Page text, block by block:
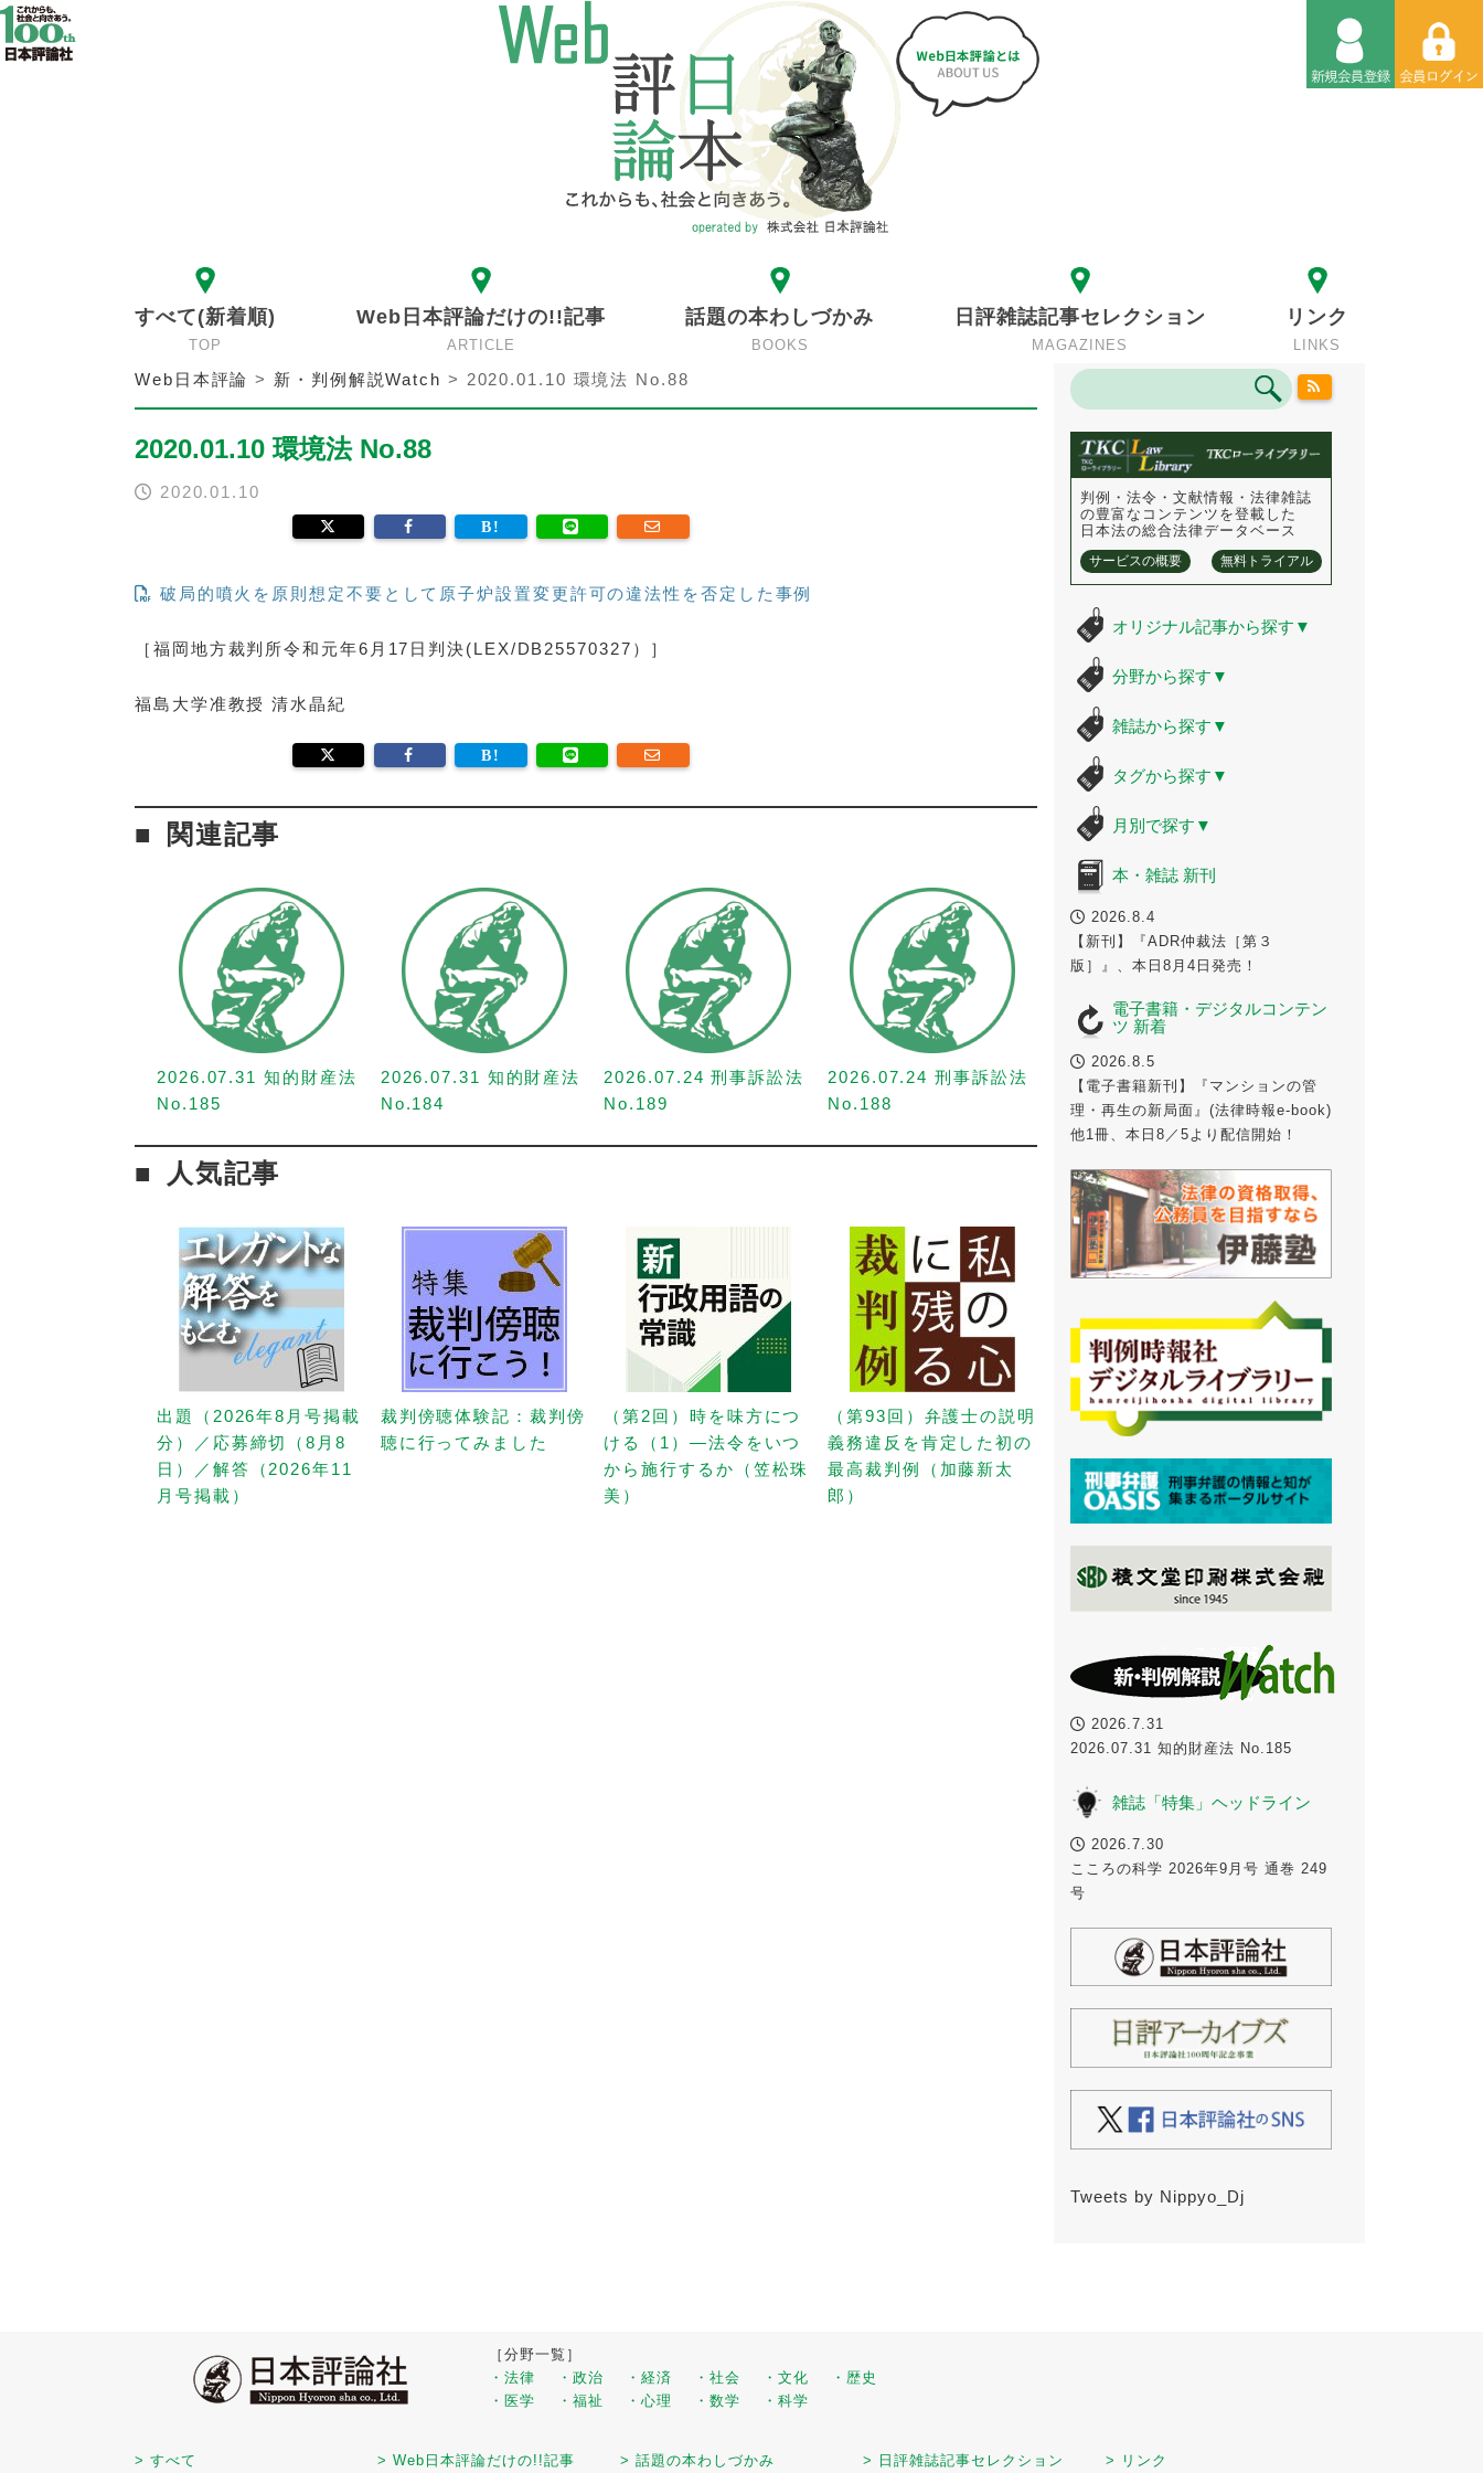
すべて(新着順)
TOP
Web日本評論だけの!!記事
ARTICLE
話題の本わしづかみ
BOOKS
日評雑誌記事セレクション
MAGAZINES
リンク
LINKS
Web日本評論 > 新・判例解説Watch > 2020.01.10 環境法 No.88
2020.01.10 環境法 No.88
2020.01.10
破局的噴火を原則想定不要として原子炉設置変更許可の違法性を否定した事例
［福岡地方裁判所令和元年6月17日判決(LEX/DB25570327）］
福島大学准教授 清水晶紀
関連記事
2026.07.31 知的財産法
No.185
2026.07.31 知的財産法
No.184
2026.07.24 刑事訴訟法
No.189
2026.07.24 刑事訴訟法
No.188
人気記事
出題（2026年8月号掲載
分）／応募締切（8月8
日）／解答（2026年11
月号掲載）
裁判傍聴体験記：裁判傍
聴に行ってみました
（第2回）時を味方につ
ける（1）—法令をいつ
から施行するか（笠松珠
美）
（第93回）弁護士の説明
義務違反を肯定した初の
最高裁判例（加藤新太
郎）
判例・法令・文献情報・法律雑誌
の豊富なコンテンツを登載した
日本法の総合法律データベース
サービスの概要 無料トライアル
オリジナル記事から探す ▼
分野から探す ▼
雑誌から探す ▼
タグから探す ▼
月別で探す ▼
本・雑誌 新刊
2026.8.4
【新刊】『ADR仲裁法［第３
版］』、本日8月4日発売！
電子書籍・デジタルコンテン
ツ 新着
2026.8.5
【電子書籍新刊】『マンションの管
理・再生の新局面』(法律時報e-book)
他1冊、本日8／5より配信開始！
2026.7.31
2026.07.31 知的財産法 No.185
雑誌「特集」ヘッドライン
2026.7.30
こころの科学 2026年9月号 通巻 249
号
Tweets by Nippyo_Dj
［分野一覧］
・法律
・政治 ・経済 ・社会 ・文化
・歴史
・医学
・福祉 ・心理 ・数学 ・科学
> すべて > Web日本評論だけの!!記事 > 話題の本わしづかみ > 日評雑誌記事セレクション > リンク